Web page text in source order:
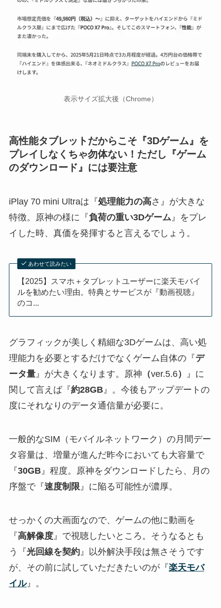
表示サイズ拡大後（Chrome）
高性能タブレットだからこそ『3Dゲーム』を
プレイしなくちゃ勿体ない！ただし『ゲーム
のダウンロード』には要注意
iPlay 70 mini Ultraは『処理能力の高さ』が大きな
特徴。原神の様に『負荷の重い3Dゲーム』をプレ
イした時、真価を発揮すると言えるでしょう。
あわせて読みたい
【2025】スマホ＋タブレットユーザーに楽天モバイ
ルを勧めたい理由。特典とサービスが『動画視聴』
のコ...
グラフィックが美しく精細な3Dゲームは、高い処
理能力を必要とするだけでなくゲーム自体の『デ
ータ量』が大きくなります。原神 （ver.5.6）
』に
関して言えば『約28GB』。今後もアップデートの
度にそれなりのデータ通信量が必要に。
一般的なSIM（モバイルネットワーク）の月間デー
タ容量は、増量が進んだ昨今においても大容量で
『30GB』程度。原神をダウンロードしたら、月の
序盤で『速度制限 』に陥る可能性が濃厚。
せっかくの大画面なので、ゲームの他に動画を
『高解像度』で視聴したいところ。そうなるとも
う『光回線を契約』以外解決手段は無さそうです
が、その前に試していただきたいのが『楽天モバ
イル』。